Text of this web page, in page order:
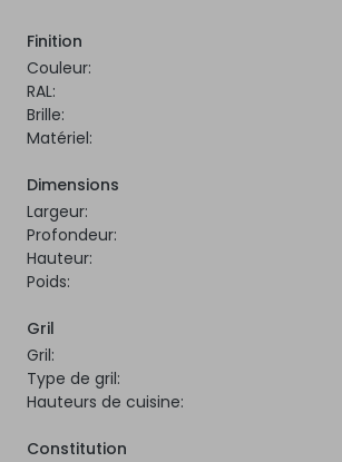
Finition
Couleur:
RAL:
Brille:
Matériel:
Dimensions
Largeur:
Profondeur:
Hauteur:
Poids:
Gril
Gril:
Type de gril:
Hauteurs de cuisine:
Constitution